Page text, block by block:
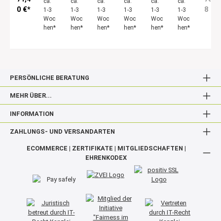
0 €*
1-3
Woc
hen*
1-3
Woc
hen*
1-3
Woc
hen*
1-3
Woc
hen*
1-3
Woc
hen*
1-3
Woc
hen*
8 €*
PERSÖNLICHE BERATUNG
MEHR ÜBER...
INFORMATION
ZAHLUNGS- UND VERSANDARTEN
ECOMMERCE | ZERTIFIKATE | MITGLIEDSCHAFTEN |
EHRENKODEX